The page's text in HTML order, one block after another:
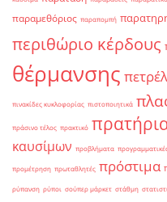
παραμεθόριος παραπομπή
περιθώριο κέρδους
θέρμανσης
πινακίδες κυκλοφορίας πιστοποιητικά
πράσινο τέλος πρακτικό
καυσίμων προβλήματα
προμέτρηση πρωταθλητές πρόστιμα
ρύπανση ρύποι σούπερ μάρκετ στάθμη